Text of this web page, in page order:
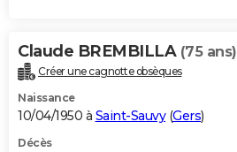
Claude BREMBILLA (75 ans)
Créer une cagnotte obsèques
Naissance
10/04/1950 à Saint-Sauvy(Gers)
Décès